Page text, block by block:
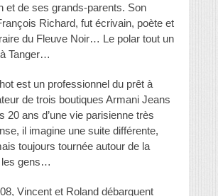
et de ses grands-parents. Son
Richard, fut écrivain, poète et
du Fleuve Noir… Le polar tout un
Tanger…
est un professionnel du prêt à
de trois boutiques Armani Jeans
20 ans d’une vie parisienne très
il imagine une suite différente,
toujours tournée autour de la
les gens…
Vincent et Roland débarquent